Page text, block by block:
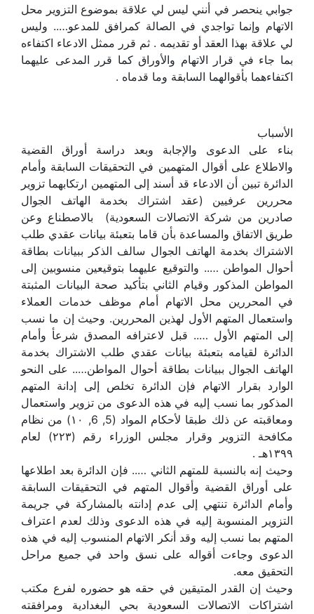
جوابي ينحصر في أنني ليس لي علاقة بموضوع التزوير محل
الاتهام وإنما تواجدي في الصالة كمرافق للمدعو….. وليس
لي علاقة بهذا العقد أو تقديمه . ثم قرر ممثل الادعاء اكتفاءه
بما جاء في قرار الاتهام والأوراق كما قرر المدعى عليهما
اكتفاءهما بأقوالهما السابقة وما قدماه .
الأسباب
بناء على الدعوى والإجابة وبعد دراسة أوراق القضية
والاطلاع على أقوال المتهمين في التحقيقات السابقة وأمام
الدائرة تبين أن الادعاء قد أسند إلى المتهمين ارتكابهما تزوير
محررين عرفيين (عقد اشتراك بخدمة الهاتف الجوال
صادرين من شركة الاتصالات السعودية) بالاصطناع وعن
طريق الاتفاق والمساعدة بأن قاما بتعبئة بيانات عقدي طلب
الاشتراك بخدمة الهاتف الجوال سالف الذكر ببيانات بطاقة
أحوال المواطن ….. والتوقيع عليهما بتوقيعين منسوبين إلى
المواطن المذكور وقيام الثاني بتأكيد صحة البيانات المثبتة
في المحررين محل الاتهام أمام موظف خدمات العملاء
واستعمال المتهم الأول لهذين المحررين. وحيث إن ما نسب
إلى المتهم الأول ….. قبل لاعترافه المصدق شرعأ وأمام
الدائرة لقيامه بتعبئة بيانات عقدي طلب الاشتراك بخدمة
الهاتف الجوال ببيانات بطاقة أحوال المواطن….. على النحو
الوارد بقرار الاتهام فإن الدائرة تخلص إلى إدانة المتهم
المذكور بما نسب إليه في هذه الدعوى من تزوير واستعمال
ومعاقبته عن ذلك طبقا لأحكام المواد (5, 6, ۱۰) من نظام
مكافحة التزوير وقرار مجلس الوزراء رقم (۲۲۳) لعام
۱۳۹۹هـ .
وحيث إنه بالنسبة للمتهم الثاني ….. فإن الدائرة بعد اطلاعها
على أوراق القضية وأقوال المتهم في التحقيقات السابقة
وأمام الدائرة تنتهي إلى عدم إدانته بالمشاركة في جريمة
التزوير المنسوبة إليه في هذه الدعوى وذلك لعدم اعتراف
المتهم بما نسب إليه وقد أنكر الاتهام المنسوب إليه في هذه
الدعوى وجاءت أقواله على نسق واحد في جميع مراحل
التحقيق معه.
وحيث إن القدر المتيقين في حقه هو حضوره لفرع مكتب
اشتراكات الاتصالات السعودية بحي البغدادية ومرافقته